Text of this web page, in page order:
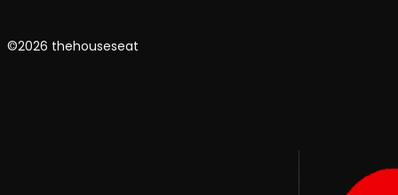
©2026 thehouseseat